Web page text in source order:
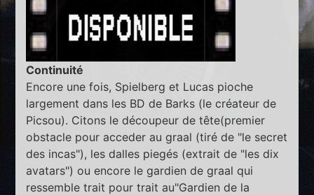
Continuité
Encore une fois, Spielberg et Lucas pioche
largement dans les BD de Barks (le créateur de
Picsou). Citons le découpeur de tête(premier
obstacle pour acceder au graal (tiré de "le secret
des incas"), les dalles piegés (extrait de "les dix
avatars") ou encore le gardien de graal qui
ressemble trait pour trait au"Gardien de la